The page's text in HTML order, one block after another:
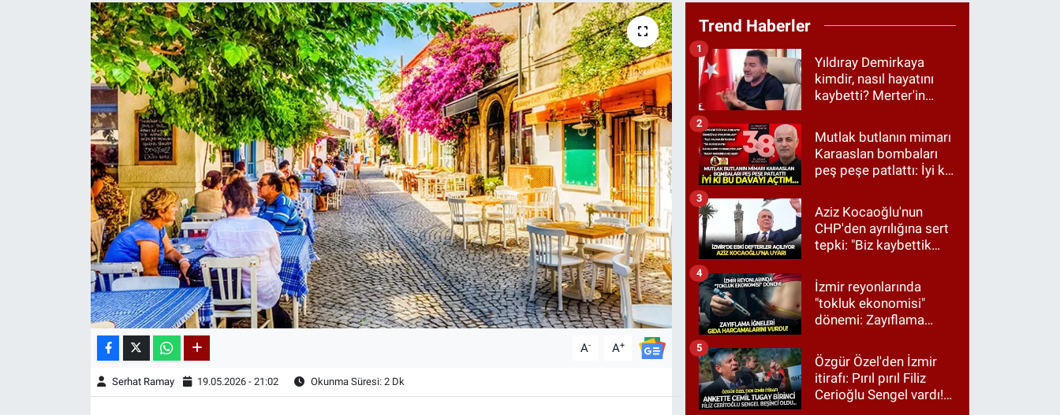
A- A+
Serhat Ramay 19.05.2026 - 21:02 Okunma Süresi: 2 Dk
Trend Haberler
Yıldıray Demirkaya
kimdir, nasıl hayatını
kaybetti? Merter'in
mesajı
1
Mutlak butlanın mimarı
Karaaslan bombaları
peş peşe patlattı: İyi ki
2
Aziz Kocaoğlu'nun
CHP'den ayrılığına sert
tepki: "Biz kaybettik
etmedik"
3
İzmir reyonlarında
"tokluk ekonomisi"
dönemi: Zayıflama
harcamalarını vurdu!
4
Özgür Özel'den İzmir
itirafı: Pırıl pırıl Filiz
Cerioğlu Sengel vardı!
5